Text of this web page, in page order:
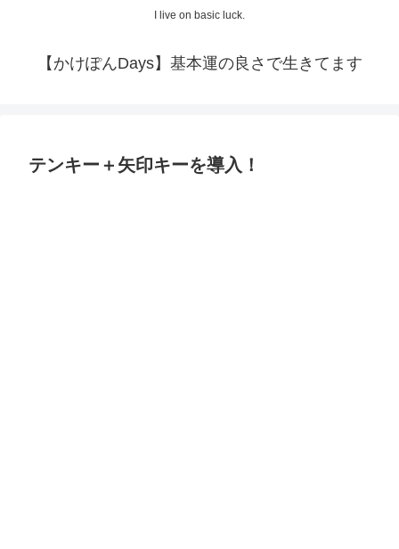
I live on basic luck.
【かけぽんDays】基本運の良さで生きてます
テンキー＋矢印キーを導入！